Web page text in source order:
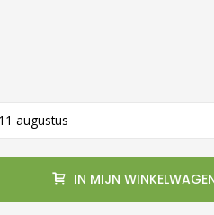
augustus
IN MIJN